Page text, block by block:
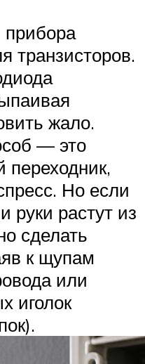
транзисторов.
жало.
— это
переходник,
Но если
руки растут из
сделать
к щупам
или
иголок